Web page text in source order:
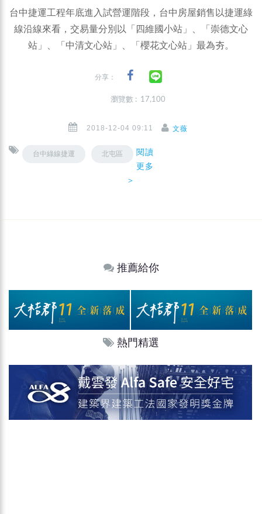
台中捷運工程年底進入試營運階段，台中房屋銷售以捷運綠
線沿線來看，交易量分別以「四維國小站」、「崇德文心
站」、「中清文心站」、「櫻花文心站」最為夯。
分享：
瀏覽數 : 17,100
2018-12-04 09:11 文薇
台中綠線捷運 北屯區
閱讀
更多
＞
推薦給你
熱門精選